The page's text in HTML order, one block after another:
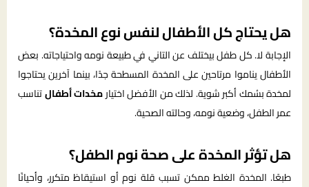
هل يحتاج كل الأطفال لنفس نوع المخدة؟
الإجابة لا. كل طفل بيختلف عن التاني في طبيعة نومه واحتياجاته. بعض
الأطفال يناموا مرتاحين على المخدة المسطحة جدًا، بينما آخرين يحتاجوا
لمخدة بسُمك أكبر شوية. لذلك من الأفضل اختيارمخدات أطفالتناسب
عمر الطفل، وضعية نومه، وحالته الصحية.
هل تؤثر المخدة على صحة نوم الطفل؟
طبعًا. المخدة الغلط ممكن تسبب قلة نوم أو استيقاظ متكرر، وأحيانًا